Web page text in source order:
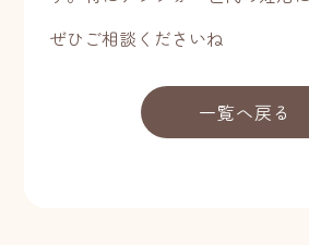
ぜひご相談くださいね
一覧へ戻る